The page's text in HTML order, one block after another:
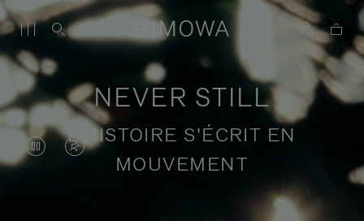
NEVER STILL
L'HISTOIRE S'ÉCRIT EN
MOUVEMENT
LA LE